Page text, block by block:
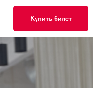
Купить билет